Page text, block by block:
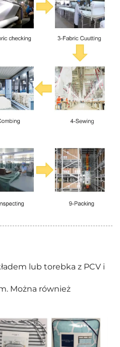
lub torebka z PCV i
Można również